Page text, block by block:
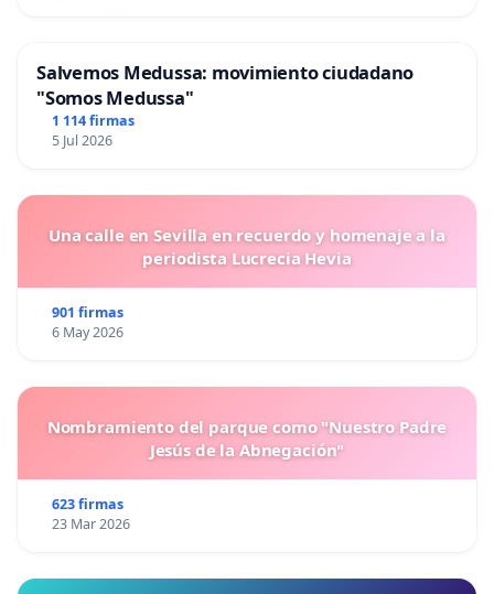
Salvemos Medussa: movimiento ciudadano
"Somos Medussa"
1 114 firmas
5 Jul 2026
Una calle en Sevilla en recuerdo y homenaje a la
periodista Lucrecia Hevia
901 firmas
6 May 2026
Nombramiento del parque como "Nuestro Padre
Jesús de la Abnegación"
623 firmas
23 Mar 2026